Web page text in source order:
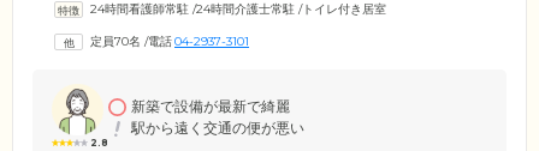
濯などの家事支援まで、手厚いケアを実施。さらに訪問看護ステーショ
チェックや個別のリハビリを行うほか、協力医療機関のバックアップ体
24時間看護師常駐 /24時間介護士常駐 /トイレ付き居室
定員70名 /電話04-2937-3101
2.8
新築で設備が最新で綺麗
駅から遠く交通の便が悪い